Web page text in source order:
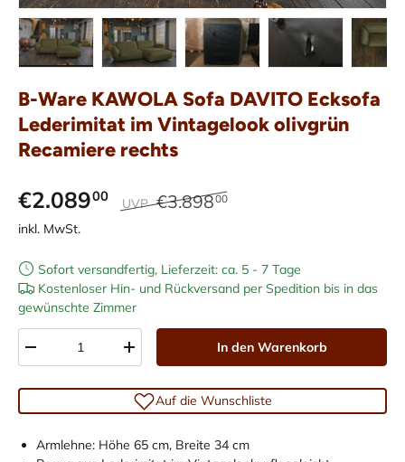
Bild 1 in Galerieansicht laden
Bild 2 in Galerieansicht laden
Bild 3 in Galerieansicht laden
Bild 4 in Bild 5
B-Ware KAWOLA Sofa DAVITO Ecksofa
Lederimitat im Vintagelook olivgrün
Recamiere rechts
€2.08900 UVP €3.89800
inkl. MwSt.
Sofort versandfertig, Lieferzeit: ca. 5 - 7 Tage
Kostenloser Hin- und Rückversand per Spedition bis in das
gewünschte Zimmer
-
+ In den Warenkorb
Auf die Wunschliste
Armlehne: Höhe 65 cm, Breite 34 cm